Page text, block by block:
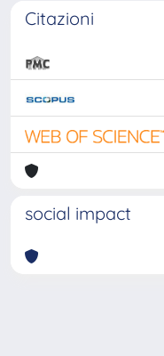
Citazioni
social impact